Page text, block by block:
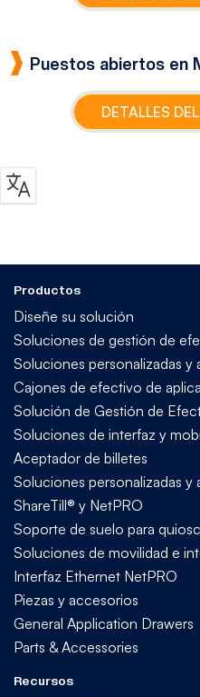
Puestos abiertos en
DETALLES
Productos
Diseñe su solución
Soluciones de gestión de
Soluciones personalizadas y
Cajones de efectivo de
Solución de Gestión de
Soluciones de interfaz y
Aceptador de billetes
Soluciones personalizadas y
ShareTill® y NetPRO
Soporte de suelo para
Soluciones de movilidad e
Interfaz Ethernet NetPRO
Piezas y accesorios
General Application Drawers
Parts & Accessories
Recursos